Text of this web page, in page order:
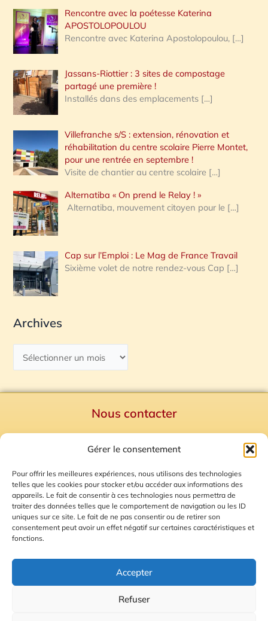
Gérer le consentement
Pour offrir les meilleures expériences, nous utilisons des technologies
telles que les cookies pour stocker et/ou accéder aux informations des
appareils. Le fait de consentir à ces technologies nous permettra de
traiter des données telles que le comportement de navigation ou les ID
uniques sur ce site. Le fait de ne pas consentir ou de retirer son
consentement peut avoir un effet négatif sur certaines caractéristiques et
fonctions.
Accepter
Refuser
Rencontre avec la poétesse Katerina
APOSTOLOPOULOU
Rencontre avec Katerina Apostolopoulou, […]
Jassans-Riottier : 3 sites de compostage
partagé une première !
Installés dans des emplacements […]
Villefranche s/S : extension, rénovation et
réhabilitation du centre scolaire Pierre Montet,
pour une rentrée en septembre !
Visite de chantier au centre scolaire […]
Alternatiba « On prend le Relay ! »
Alternatiba, mouvement citoyen pour le […]
Cap sur l’Emploi : Le Mag de France Travail
Sixième volet de notre rendez-vous Cap […]
Archives
Nous contacter
Mentions Légales
Plan du site
Gestion des Cookies